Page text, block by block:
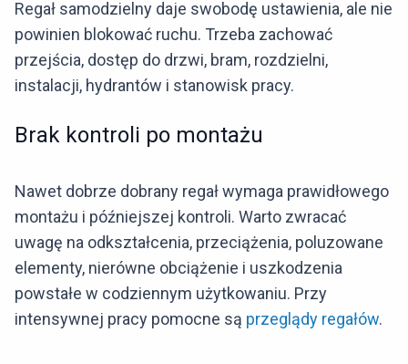
Regał samodzielny daje swobodę ustawienia, ale nie
powinien blokować ruchu. Trzeba zachować
przejścia, dostęp do drzwi, bram, rozdzielni,
instalacji, hydrantów i stanowisk pracy.
Brak kontroli po montażu
Nawet dobrze dobrany regał wymaga prawidłowego
montażu i późniejszej kontroli. Warto zwracać
uwagę na odkształcenia, przeciążenia, poluzowane
elementy, nierówne obciążenie i uszkodzenia
powstałe w codziennym użytkowaniu. Przy
intensywnej pracy pomocne są przeglądy regałów.